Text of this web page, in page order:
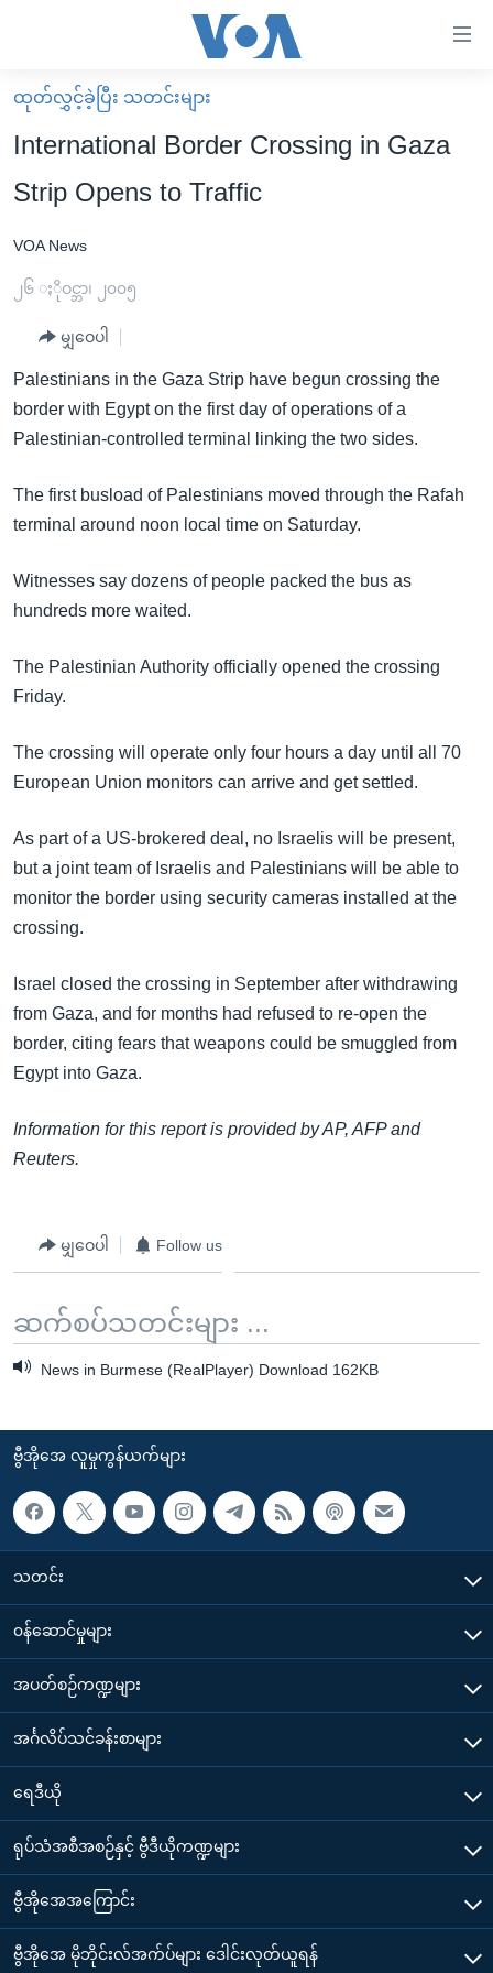
လွယ်ကူ
စေ
သည့်
များ
ပင်မ
ကျော်
ကြည့်
ရန်
ညွန်း
သို့
ကျော်
ရန်
ရှာဖွေ
မူလစာမျက်နှာ
မြန်မာ
ကမ္ဘာ့သတင်းများ
အစ္စရေး-ပါလက်စတိုင်း
သတင်းလွတ်လပ်ခွင့်
အင်္ဂလိပ်စာလေ့လာမယ်
မကြေးမုံရဲ့ အင်္ဂလိပ်စာ
ရေဒီယို
ရေဒီယိုနှင့်ရုပ်သံ အချက်အလက်များ
Learning English
ဗွီအိုအေ လူမှုကွန်ယက်များ
ဘာသာစကားများ
ထုတ်လွှင့်ခဲ့ပြီး သတင်းများ
International Border Crossing in Gaza
Strip Opens to Traffic
VOA News
၂၆ ႏိုဝင္ဘာ၊ ၂၀၀၅
မျှဝေပါ
Palestinians in the Gaza Strip have begun crossing the
border with Egypt on the first day of operations of a
Palestinian-controlled terminal linking the two sides.
The first busload of Palestinians moved through the Rafah
terminal around noon local time on Saturday.
Witnesses say dozens of people packed the bus as
hundreds more waited.
The Palestinian Authority officially opened the crossing
Friday.
The crossing will operate only four hours a day until all 70
European Union monitors can arrive and get settled.
As part of a US-brokered deal, no Israelis will be present,
but a joint team of Israelis and Palestinians will be able to
monitor the border using security cameras installed at the
crossing.
Israel closed the crossing in September after withdrawing
from Gaza, and for months had refused to re-open the
border, citing fears that weapons could be smuggled from
Egypt into Gaza.
Information for this report is provided by AP, AFP and
Reuters.
မျှဝေပါ Follow us
ဆက်စပ်သတင်းများ ...
News in Burmese (RealPlayer) Download 162KB
ဗွီအိုအေ လူမှုကွန်ယက်များ
သတင်း
၀န်ဆောင်မှုများ
အပတ်စဉ်ကဏ္ဍများ
အင်္ဂလိပ်သင်ခန်းစာများ
ရေဒီယို
ရုပ်သံအစီအစဉ်နှင့် ဗွီဒီယိုကဏ္ဍများ
ဗွီအိုအေအကြောင်း
ဗွီအိုအေ မိုဘိုင်းလ်အက်ပ်များ ဒေါင်းလုတ်ယူရန်